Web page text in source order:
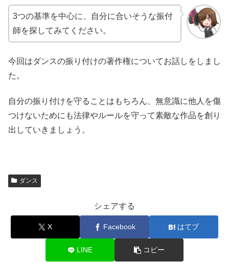
3つの基準を中心に、自分に合いそうな振付
師を探してみてください。
今回はダンスの振り付けの著作権についてお話しをしまし
た。
自分の振り付けを守ることはもちろん、無意識に他人を傷
つけないためにも法律やルールを守って素敵な作品を創り
出していきましょう。
ダンス
シェアする
X Facebook はてブ
LINE コピー